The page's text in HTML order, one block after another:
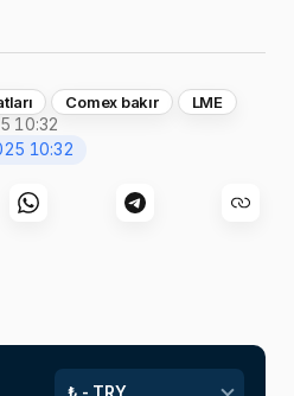
Comex bakır
LME
10:32
10:32